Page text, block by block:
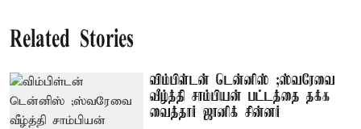
Related Stories
விம்பிள்டன் டென்னிஸ் ;ஸ்வரேவை
வீழ்த்தி சாம்பியன் பட்டத்தை தக்க
வைத்தார் ஜானிக் சின்னர்